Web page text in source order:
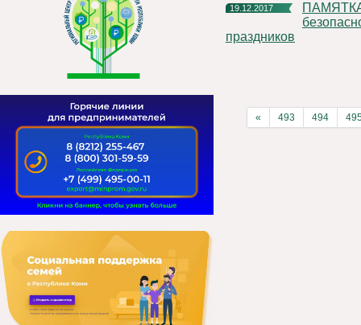
19.12.2017
ПАМЯТКА по соблюдению мер антитеррористической
праздников
« 493 494